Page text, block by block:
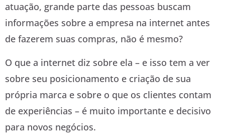
atuação, grande parte das pessoas buscam
informações sobre a empresa na internet antes
de fazerem suas compras, não é mesmo?
O que a internet diz sobre ela – e isso tem a ver
sobre seu posicionamento e criação de sua
própria marca e sobre o que os clientes contam
de experiências – é muito importante e decisivo
para novos negócios.